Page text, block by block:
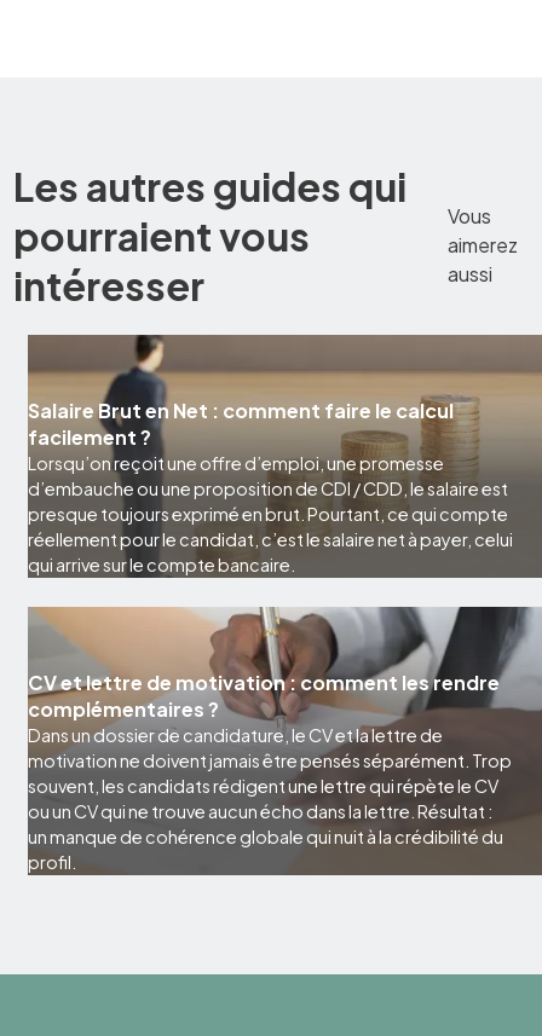
Les autres guides qui
pourraient vous
intéresser
Vous
aimerez
aussi
Salaire Brut en Net : comment faire le calcul
facilement ?
Lorsqu’on reçoit une offre d’emploi, une promesse
d’embauche ou une proposition de CDI / CDD, le salaire est
presque toujours exprimé en brut. Pourtant, ce qui compte
réellement pour le candidat, c’est le salaire net à payer, celui
qui arrive sur le compte bancaire.
CV et lettre de motivation : comment les rendre
complémentaires ?
Dans un dossier de candidature, le CV et la lettre de
motivation ne doivent jamais être pensés séparément. Trop
souvent, les candidats rédigent une lettre qui répète le CV
ou un CV qui ne trouve aucun écho dans la lettre. Résultat :
un manque de cohérence globale qui nuit à la crédibilité du
profil.